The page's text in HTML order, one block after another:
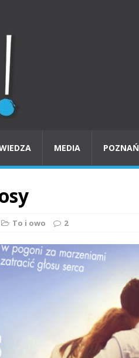
MEDIA POZNAŃ
To i owo 2